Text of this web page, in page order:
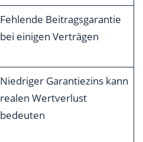
Fehlende Beitragsgarantie
bei einigen Verträgen
Niedriger Garantiezins kann
realen Wertverlust
bedeuten